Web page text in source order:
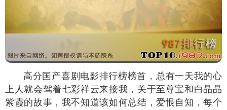
高分国产喜剧电影排行榜榜首，总有一天我的心
上人就会驾着七彩祥云来接我，关于至尊宝和白晶晶
紫霞的故事，我不知道该如何总结，爱恨自知，每个